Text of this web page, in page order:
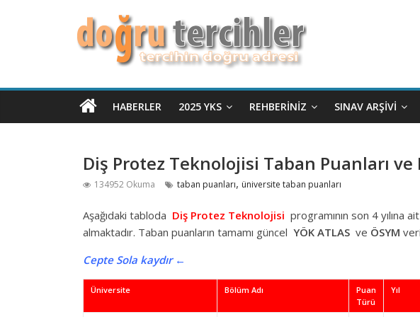
HABERLER 2025 YKS REHBERINIZ SINAV ARŞIVI
Diş Protez Teknolojisi Taban Puanları ve
134952 Okuma taban puanları, üniversite taban puanları
Aşağıdaki tabloda Diş Protez Teknolojisi programının son 4 yılına
almaktadır. Taban puanların tamamı güncel YÖK ATLAS ve ÖSYM
Cepte Sola kaydır ←
Üniversite Bölüm Adı
Puan
Türü
Yıl